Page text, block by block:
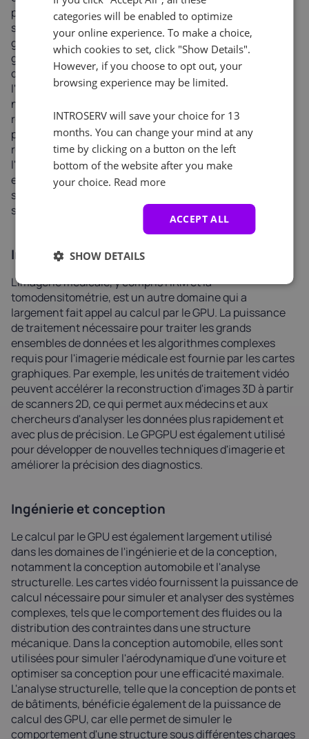
puissance de calcul nécessaire à l'exécution de
simulations complexes et au traitement rapide de
grandes quantités de données est fournie par les cartes
graphiques. Par exemple, les simulations de dynamique
des fluides utilisées dans des domaines tels que
l'aérospatiale et l'ingénierie automobile nécessitent un
niveau élevé de traitement parallèle. Des domaines de
recherche scientifique tels que l'astrophysique, les
prévisions météorologiques et les simulations de
repliement de protéines ont également bénéficié de
l'informatique graphique, le temps nécessaire pour
effectuer des simulations étant ramené de plusieurs
semaines ou mois à quelques jours ou heures
seulement.
Imagerie médicale
L'imagerie médicale, y compris l'IRM et la
tomodensitométrie, est un autre domaine qui a
largement fait appel au calcul par le GPU. La puissance
de traitement nécessaire pour traiter les grands
ensembles de données et les algorithmes complexes
requis pour l'imagerie médicale est fournie par les cartes
graphiques. Par exemple, les unités de traitement vidéo
peuvent accélérer la reconstruction d'images 3D à partir
de scanners 2D, ce qui permet aux médecins et aux
chercheurs d'analyser les données plus rapidement et
avec plus de précision. Le GPGPU est également utilisé
pour développer de nouvelles techniques d'imagerie et
améliorer la précision des diagnostics.
Ingénierie et conception
Le calcul par le GPU est également largement utilisé
dans les domaines de l'ingénierie et de la conception,
notamment la conception automobile et l'analyse
structurelle. Les cartes vidéo fournissent la puissance de
calcul nécessaire pour simuler et analyser des systèmes
complexes, tels que le comportement des fluides ou la
distribution des contraintes dans une structure
mécanique. Dans la conception automobile, elles sont
utilisées pour simuler l'aérodynamique d'une voiture et
optimiser sa conception pour une efficacité maximale.
L'analyse structurelle, telle que la conception de ponts et
de bâtiments, bénéficie également de la puissance de
calcul des GPU, car elle permet de simuler le
comportement d'une structure sous différentes charges
categories will be enabled to optimize
your online experience. To make a choice,
which cookies to set, click "Show Details".
However, if you choose to opt out, your
browsing experience may be limited.
INTROSERV will save your choice for 13
months. You can change your mind at any
time by clicking on a button on the left
bottom of the website after you make
your choice. Read more
ACCEPT ALL
SHOW DETAILS